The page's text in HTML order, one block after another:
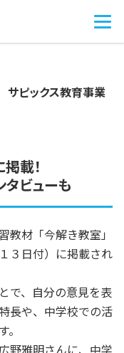
サピックス教育事業
載！
ビューも
教材「今解き教室」
３日付）に掲載され
で、自分の意見を表
長や、中学校での活
野雅明さんに、中学